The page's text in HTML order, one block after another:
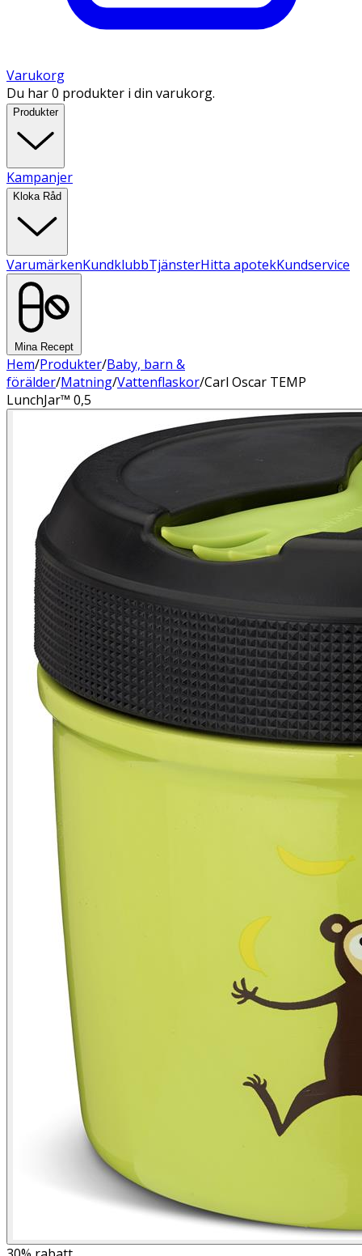
Varukorg
Du har 0 produkter i din varukorg.
Produkter
Kampanjer
Kloka Råd
VarumärkenKundklubbTjänsterHitta apotekKundservice
Mina Recept
Hem/Produkter/Baby, barn &
förälder/Matning/Vattenflaskor/Carl Oscar TEMP
LunchJar™ 0,5